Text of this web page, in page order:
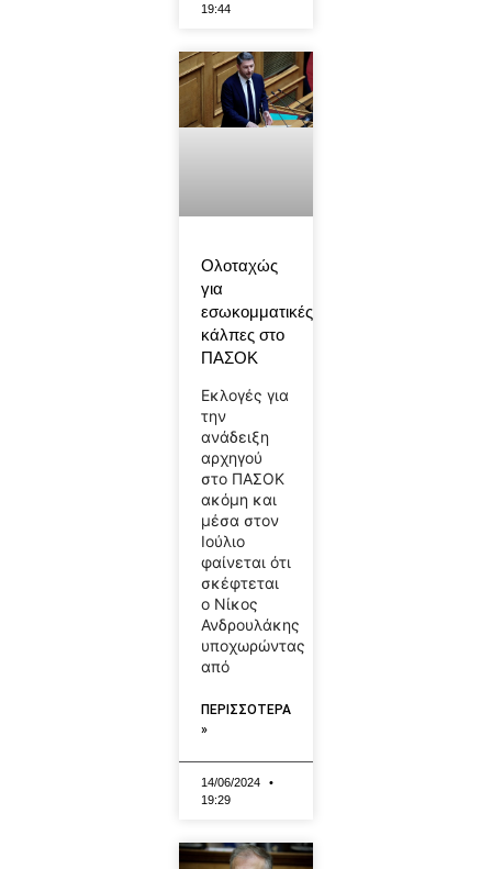
19:44
Ολοταχώς
για
εσωκομματικές
κάλπες στο
ΠΑΣΟΚ
Εκλογές για
την
ανάδειξη
αρχηγού
στο ΠΑΣΟΚ
ακόμη και
μέσα στον
Ιούλιο
φαίνεται ότι
σκέφτεται
ο Νίκος
Ανδρουλάκης
υποχωρώντας
από
ΠΕΡΙΣΣΟΤΕΡΑ
»
14/06/2024
19:29